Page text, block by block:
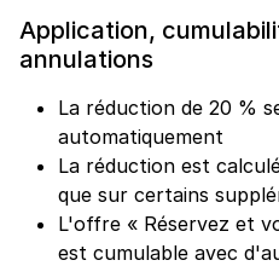
Application,
annulations
La réduction de 20 %
automatiquement
La réduction est
que sur certains
L'offre « Réservez et
est cumulable avec